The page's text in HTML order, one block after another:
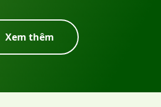
nhập mã ở app
lên màn đăng
bị thông báo
Xem thêm